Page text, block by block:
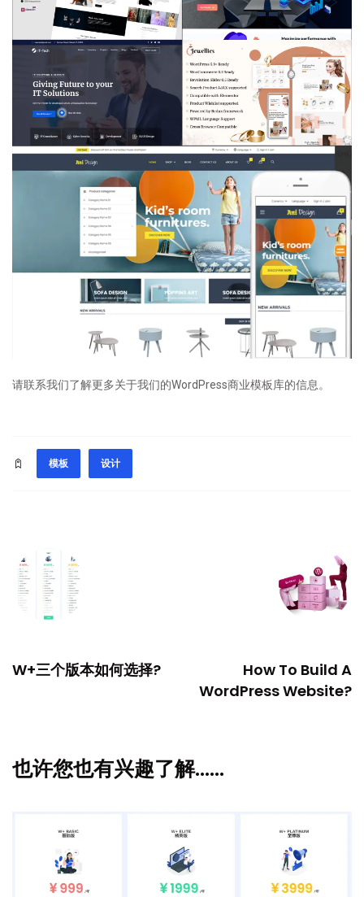
请联系我们了解更多关于我们的WordPress商业模板库的信息。
模板 设计
W+三个版本如何选择?
How To Build A
WordPress Website?
也许您也有兴趣了解……